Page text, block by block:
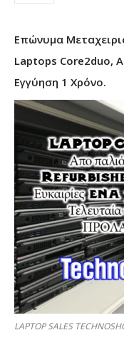
Επώνυμα
Laptops Core2duo,
Εγγύηση 1 Χρόνο.
LAPTOP SALES